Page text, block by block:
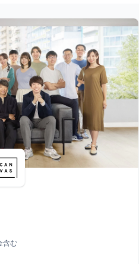
含む